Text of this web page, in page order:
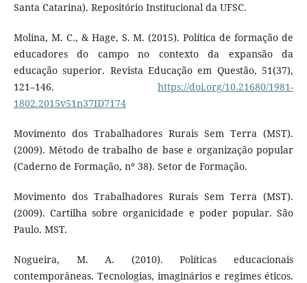
Santa Catarina). Repositório Institucional da UFSC.
Molina, M. C., & Hage, S. M. (2015). Política de formação de
educadores do campo no contexto da expansão da
educação superior. Revista Educação em Questão, 51(37),
121–146.https://doi.org/10.21680/1981-
1802.2015v51n37ID7174
Movimento dos Trabalhadores Rurais Sem Terra (MST).
(2009). Método de trabalho de base e organização popular
(Caderno de Formação, nº 38). Setor de Formação.
Movimento dos Trabalhadores Rurais Sem Terra (MST).
(2009). Cartilha sobre organicidade e poder popular. São
Paulo. MST.
Nogueira, M. A. (2010). Políticas educacionais
contemporâneas. Tecnologias, imaginários e regimes éticos.